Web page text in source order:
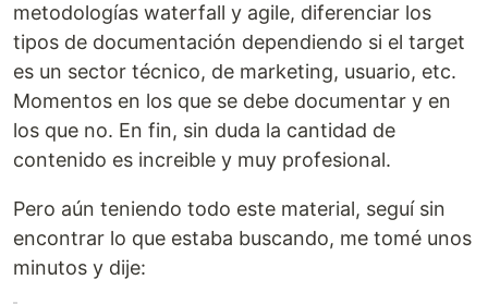
metodologías waterfall y agile, diferenciar los
tipos de documentación dependiendo si el target
es un sector técnico, de marketing, usuario, etc.
Momentos en los que se debe documentar y en
los que no. En fin, sin duda la cantidad de
contenido es increible y muy profesional.
Pero aún teniendo todo este material, seguí sin
encontrar lo que estaba buscando, me tomé unos
minutos y dije: